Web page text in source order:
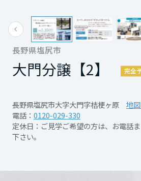
デザイナーズギャラリー
インテリア
住まいづくりガイド
分譲住宅（建売・土地）検索
スムストック検索
土地活用モデルルーム見学
土地活用実例
企業不動産活用（CRE）戦略
社宅建築
リフォームの流れ
リフォームメニュー
リフォーム事例
事業用リノベーション
複合開発事業（ASMACI-アスマチ-
再開発・官民連携事業
分譲マンション開発事業
建築再生事業
サポートメニュー
住まいるりんぐ（ロングサポート）
アフターメンテナンス
ミサワリフォーム
企 業・IR情報
企業・IR
MISAWAについて
ミサワホームグループ
展示場・
カタログ請求
長野県塩尻市
大門分譲【2】 完全
長野県塩尻市大字大門字桔梗ヶ原
地
電話： 0120-029-330
定休日：ご見学ご希望の方は、お電話
下さい。
岩手県
宮城県
秋田県
ミサワホームの住まいづくり
の建物で体感頂けます。
ぜひこの機会にご来場くださ
【ＷＥＢ】⇒【来場予約】より
【ＴＥＬ】⇒【０１２０－０